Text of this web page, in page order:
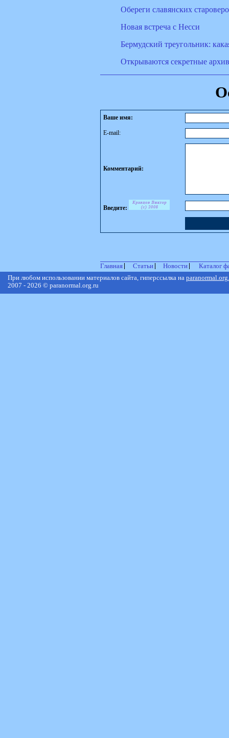
Обереги славянских
Новая встреча с Несси
Бермудский треугольник:
Открываются секретные
Ваше имя:
E-mail:
Комментарий:
Введите:
Главная Статьи Новости
Каталог
При любом использовании материалов сайта, гиперссылка на
2007 - 2026 © paranormal.org.ru